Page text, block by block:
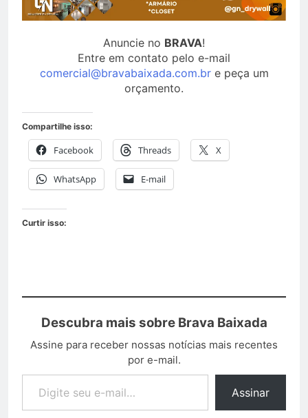
Anuncie no BRAVA!
Entre em contato pelo e-mail
comercial@bravabaixada.com.bre peça um
orçamento.
Compartilhe isso:
Facebook Threads X
WhatsApp E-mail
Curtir isso:
Descubra mais sobre Brava Baixada
Assine para receber nossas notícias mais recentes
por e-mail.
Assinar